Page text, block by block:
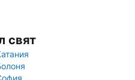
свят